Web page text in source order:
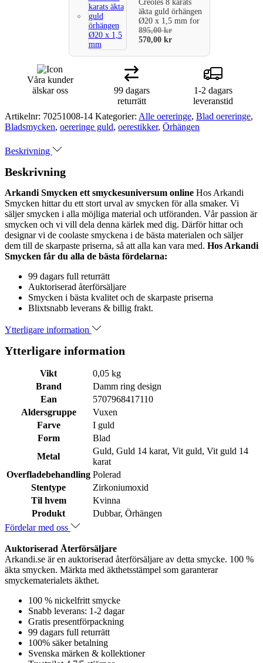
Creoles 8 karats
äkta guld örhängen
Ø20 x 1,5 mmfor
895,00kr
570,00kr
Våra kunder
älskar oss
99 dagars
returrätt
1-2 dagars
leveranstid
Artikelnr: 70251008-14 Kategorier: Alle oereringe, Blad oereringe,
Bladsmycken, oereringe guld, oerestikker, Örhängen
Beskrivning
Beskrivning
Arkandi Smycken ett smyckesuniversum online Hos Arkandi
Smycken hittar du ett stort urval av smycken för alla smaker. Vi
säljer smycken i alla möjliga material och utföranden. Vår passion är
smycken och vi vill dela denna kärlek med dig. Därför hittar och
designar vi de coolaste smyckena i de bästa materialen och säljer
dem till de skarpaste priserna, så att alla kan vara med. Hos Arkandi
Smycken får du alla de bästa fördelarna:
99 dagars full returrätt
Auktoriserad återförsäljare
Smycken i bästa kvalitet och de skarpaste priserna
Blixtsnabb leverans & billig frakt.
Ytterligare information
Ytterligare information
Vikt
0,05 kg
Brand
Damm ring design
Ean
5707968417110
Aldersgruppe
Vuxen
Farve
I guld
Form
Blad
Metal
Guld, Guld 14 karat, Vit guld, Vit guld 14
karat
Overfladebehandling Polerad
Stentype
Zirkoniumoxid
Til hvem
Kvinna
Produkt
Dubbar, Örhängen
Fördelar med oss
Auktoriserad Återförsäljare
Arkandi.se är en auktoriserad återförsäljare av detta smycke. 100 %
äkta smycken. Märkta med äkthetsstämpel som garanterar
smyckematerialets äkthet.
100 % nickelfritt smycke
Snabb leverans: 1-2 dagar
Gratis presentförpackning
99 dagars full returrätt
100% säker betalning
Svenska märken & kollektioner